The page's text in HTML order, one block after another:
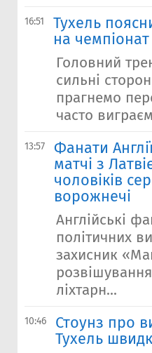
16:51
Тухель
на чемпіонат
Головний
сильні
прагнемо
часто
13:57
Фанати
матчі з
чоловіків
ворожнечі
Англійські
політичних
захисник
ліхтарн...
10:46
Стоунз про
Тухель